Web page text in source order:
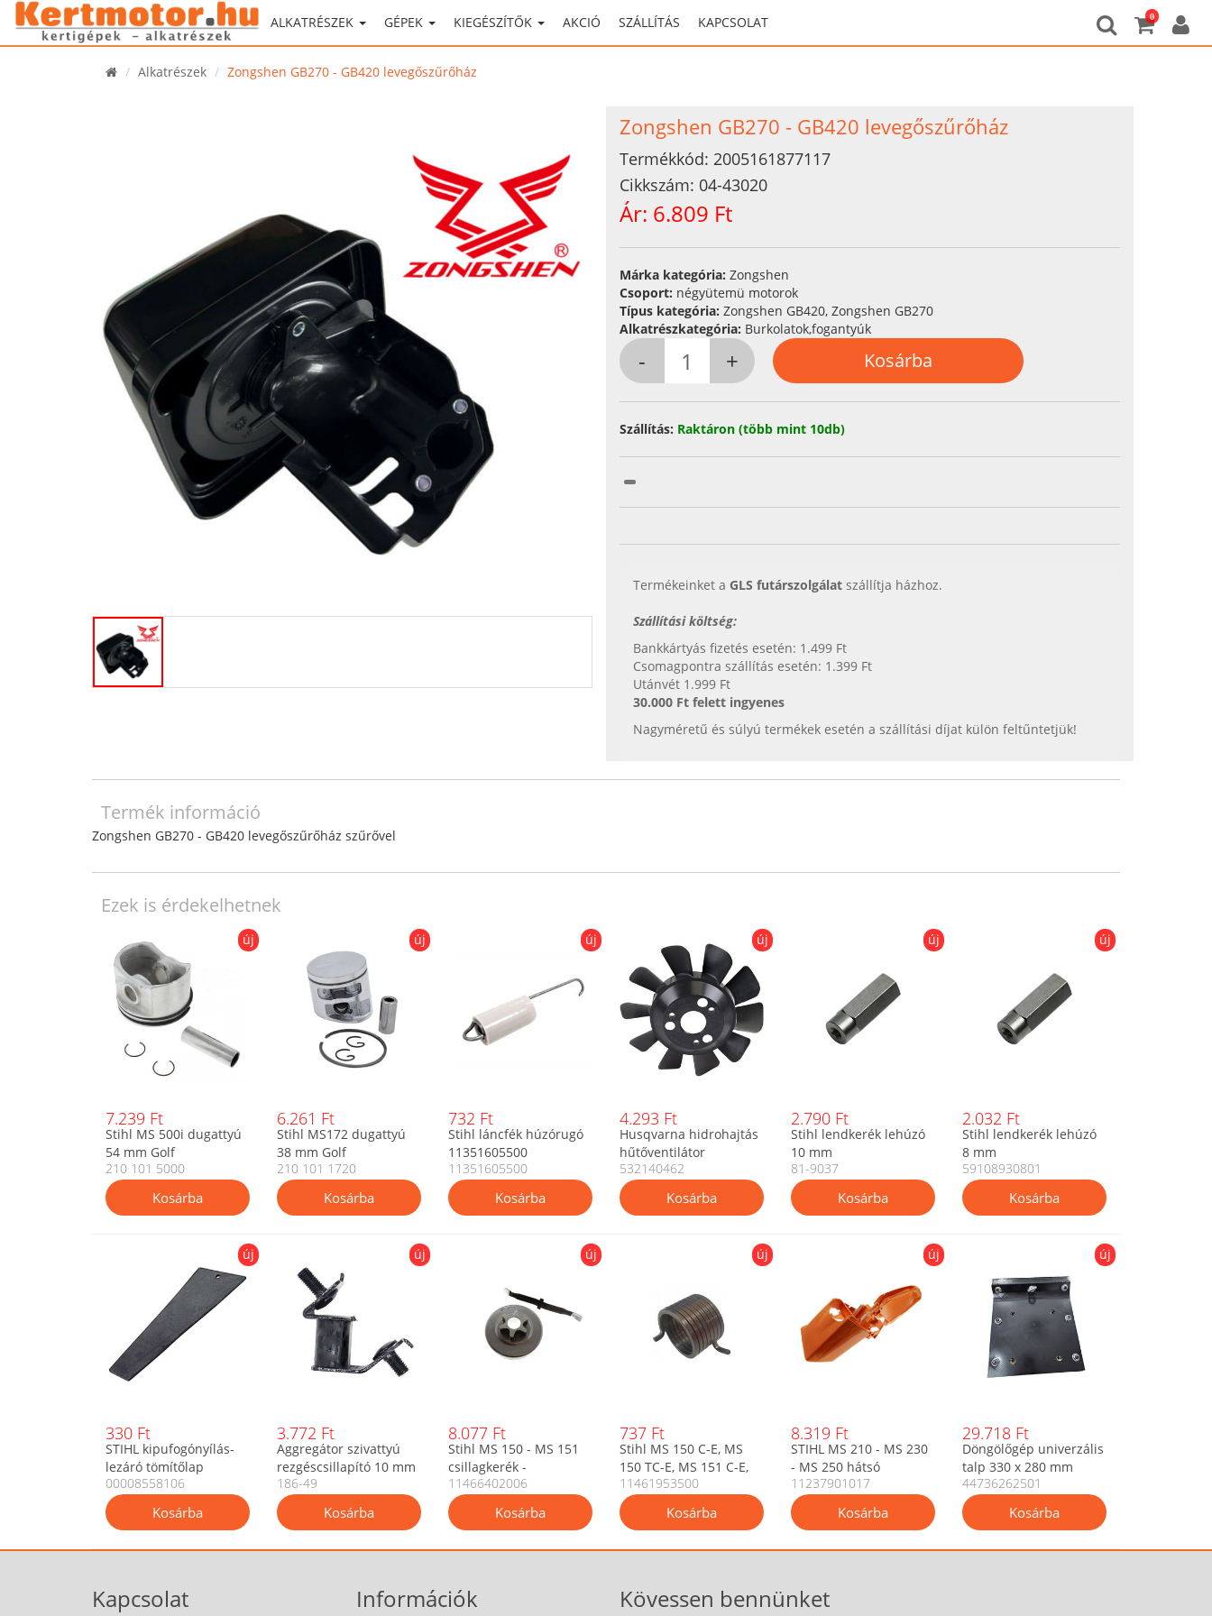
0
ALKATRÉSZEK GÉPEK KIEGÉSZÍTŐK AKCIÓ SZÁLLÍTÁS KAPCSOLAT
Alkatrészek Zongshen GB270 - GB420 levegőszűrőház
Zongshen GB270 - GB420 levegőszűrőház
Termékkód: 2005161877117
Cikkszám: 04-43020
Ár: 6.809 Ft
Márka kategória: Zongshen
Csoport: négyütemü motorok
Típus kategória: Zongshen GB420, Zongshen GB270
Alkatrészkategória: Burkolatok,fogantyúk
Szállítás: Raktáron (több mint 10db)
Termékeinket a GLS futárszolgálat szállítja házhoz.
Szállítási költség:
Bankkártyás fizetés esetén: 1.499 Ft
Csomagpontra szállítás esetén: 1.399 Ft
Utánvét 1.999 Ft
30.000 Ft felett ingyenes
Nagyméretű és súlyú termékek esetén a szállítási díjat külön feltűntetjük!
Termék információ
Zongshen GB270 - GB420 levegőszűrőház szűrővel
Ezek is érdekelhetnek
új
7.239 Ft
Stihl MS 500i dugattyú
54 mm Golf
210 101 5000
új
6.261 Ft
Stihl MS172 dugattyú
38 mm Golf
11480302013
210 101 1720
új
732 Ft
Stihl láncfék húzórugó
11351605500
11351605500
új
4.293 Ft
Husqvarna hidrohajtás
hűtőventilátor
532140462
új
2.790 Ft
Stihl lendkerék lehúzó
10 mm
81-9037
új
2.032 Ft
Stihl lendkerék lehúzó
8 mm
59108930801
új
330 Ft
STIHL kipufogónyílás-
lezáró tömítőlap
nyomás- és
vákuumvizsgálathoz
0000 855 8106
00008558106
új
3.772 Ft
Aggregátor szivattyú
rezgéscsillapító 10 mm
x 2 menet - 2 db os
szett
186-49
új
8.077 Ft
Stihl MS 150 - MS 151
csillagkerék -
kuplungdob 3/8 Picco 6
fogú (11466402006)
11466402006
új
737 Ft
Stihl MS 150 C-E, MS
150 TC-E, MS 151 C-E,
MS 151 TC-E indító
segédrugó
11461953500
11461953500
új
8.319 Ft
STIHL MS 210 - MS 230
- MS 250 hátsó
fogantyúház - gyári
OEM
11237901017
új
29.718 Ft
Döngölőgép univerzális
talp 330 x 280 mm
44736262501
Kapcsolat Információk Kövessen bennünket